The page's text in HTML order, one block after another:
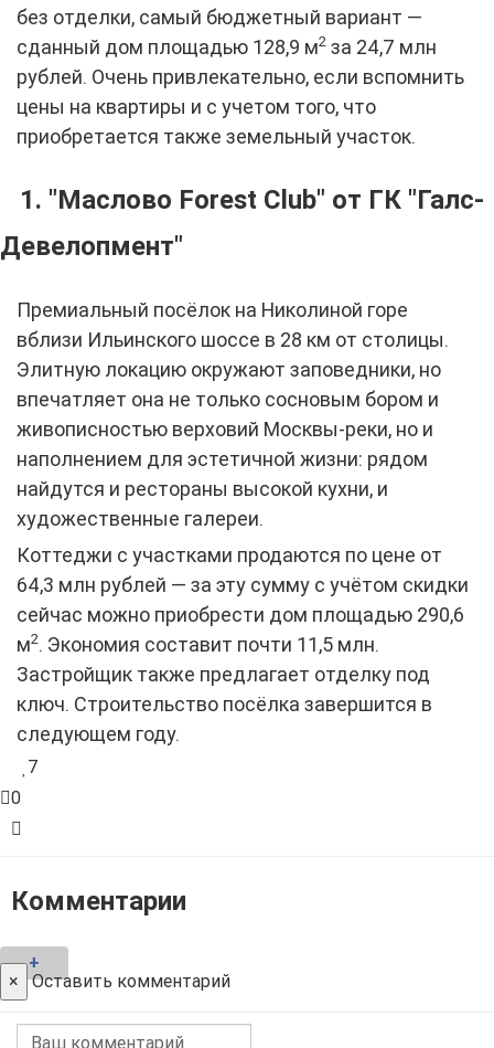
без отделки, самый бюджетный вариант —
сданный дом площадью 128,9 м2 за 24,7 млн
рублей. Очень привлекательно, если вспомнить
цены на квартиры и с учетом того, что
приобретается также земельный участок.
1. "Маслово Forest Club" от ГК "Галс-
Девелопмент"
Премиальный посёлок на Николиной горе
вблизи Ильинского шоссе в 28 км от столицы.
Элитную локацию окружают заповедники, но
впечатляет она не только сосновым бором и
живописностью верховий Москвы-реки, но и
наполнением для эстетичной жизни: рядом
найдутся и рестораны высокой кухни, и
художественные галереи.
Коттеджи с участками продаются по цене от
64,3 млн рублей — за эту сумму с учётом скидки
сейчас можно приобрести дом площадью 290,6
м2. Экономия составит почти 11,5 млн.
Застройщик также предлагает отделку под
ключ. Строительство посёлка завершится в
следующем году.
7
0
Комментарии
+
× Оставить комментарий